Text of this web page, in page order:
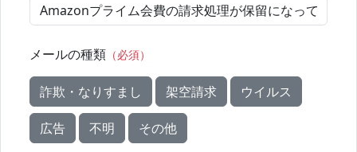
メールの種類 （必須）
詐欺・なりすまし 架空請求 ウイルス
広告 不明 その他